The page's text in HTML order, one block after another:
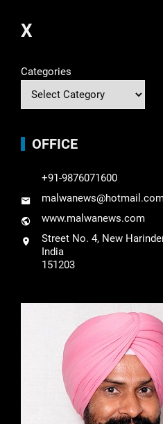
X
Categories
OFFICE
+91-9876071600
www.malwanews.com
Street No. 4, New
India
151203